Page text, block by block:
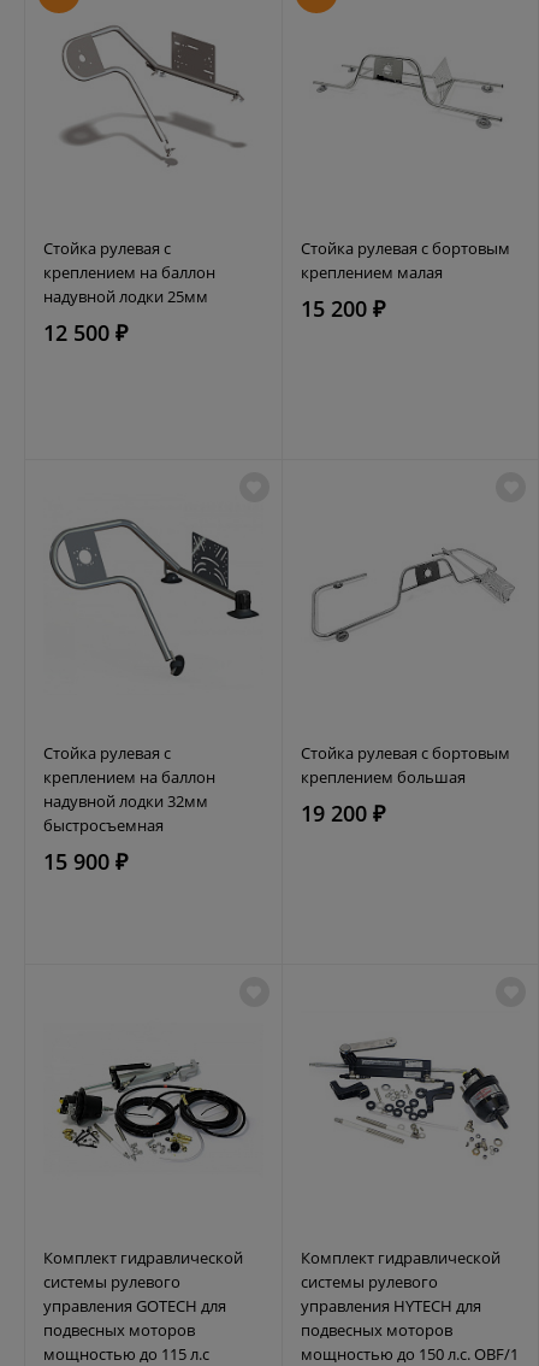
Стойка рулевая с
креплением на баллон
надувной лодки 25мм
12 500 ₽
Стойка рулевая с бортовым
креплением малая
15 200 ₽
Стойка рулевая с
креплением на баллон
надувной лодки 32мм
быстросъемная
15 900 ₽
Стойка рулевая с бортовым
креплением большая
19 200 ₽
Комплект гидравлической
системы рулевого
управления GOTECH для
подвесных моторов
мощностью до 115 л.с
Комплект гидравлической
системы рулевого
управления HYTECH для
подвесных моторов
мощностью до 150 л.с. OBF/1